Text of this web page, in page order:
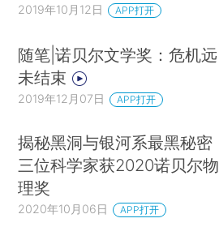
2019年10月12日 APP打开
随笔|诺贝尔文学奖：危机远
未结束
2019年12月07日 APP打开
揭秘黑洞与银河系最黑秘密
三位科学家获2020诺贝尔物
理奖
2020年10月06日 APP打开